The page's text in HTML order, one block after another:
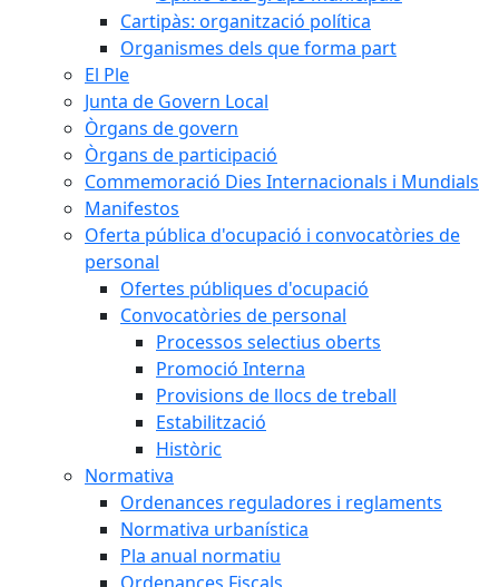
Cartipàs: organització política
Organismes dels que forma part
El Ple
Junta de Govern Local
Òrgans de govern
Òrgans de participació
Commemoració Dies Internacionals i Mundials
Manifestos
Oferta pública d'ocupació i convocatòries de
personal
Ofertes públiques d'ocupació
Convocatòries de personal
Processos selectius oberts
Promoció Interna
Provisions de llocs de treball
Estabilització
Històric
Normativa
Ordenances reguladores i reglaments
Normativa urbanística
Pla anual normatiu